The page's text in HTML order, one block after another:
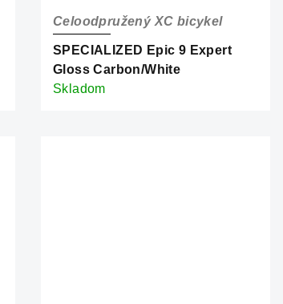
SPECIALIZED Epic 9 Expert
Gloss Carbon/White
Celoodpružený XC bicykel
Skladom